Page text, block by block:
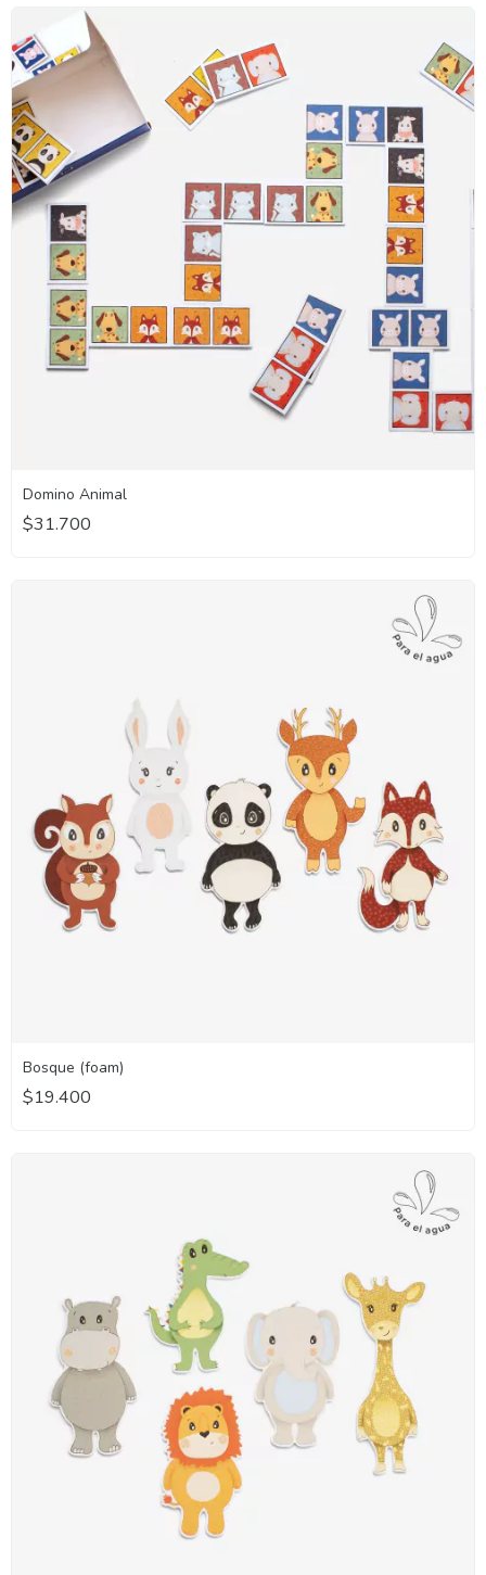
Domino Animal
$31.700
Bosque (foam)
$19.400